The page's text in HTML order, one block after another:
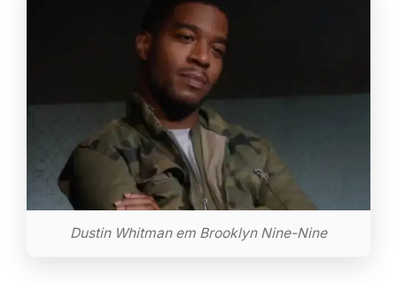
Dustin Whitman em Brooklyn Nine-Nine